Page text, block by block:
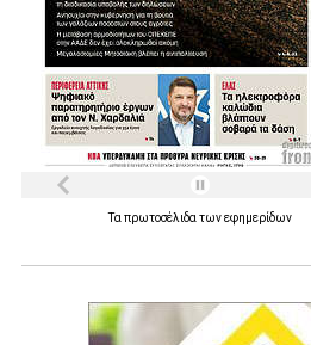
Ταπρωτοσέλιδατωνεφημερίδων